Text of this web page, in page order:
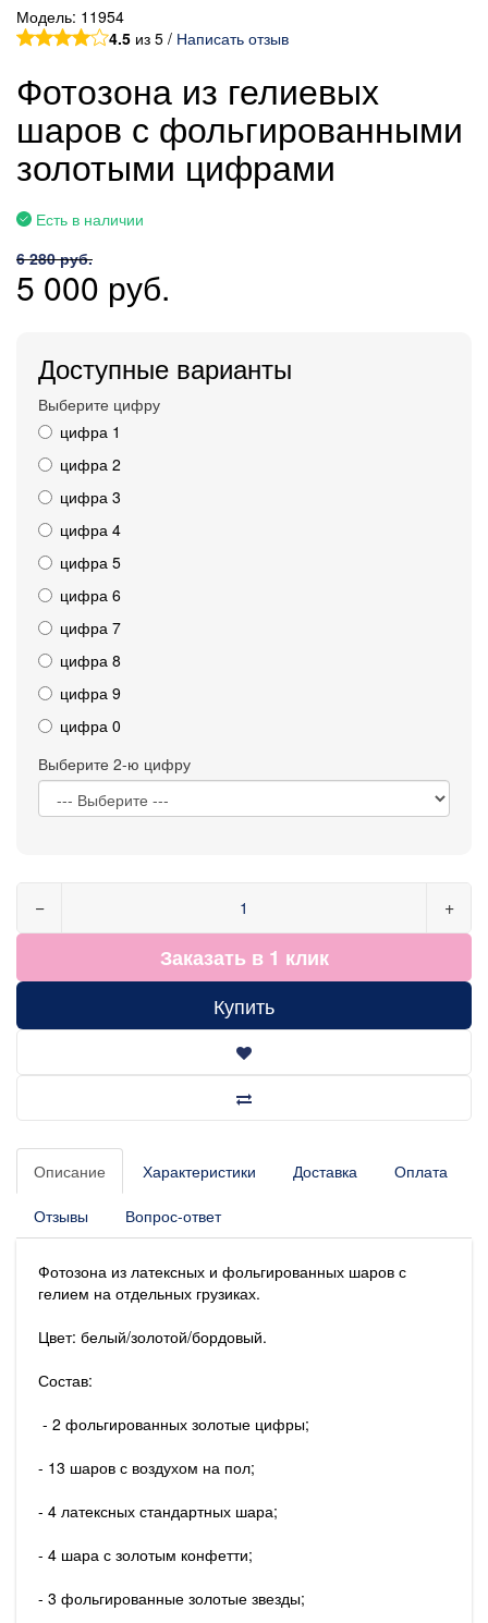
Модель: 11954
4.5 из 5 / Написать отзыв
Фотозона из гелиевых
шаров с фольгированными
золотыми цифрами
Есть в наличии
6 280 руб.
5 000 руб.
Доступные варианты
Выберите цифру
цифра 1
цифра 2
цифра 3
цифра 4
цифра 5
цифра 6
цифра 7
цифра 8
цифра 9
цифра 0
Выберите 2-ю цифру
− +
Заказать в 1 клик
Купить
Описание Характеристики Доставка Оплата
Отзывы Вопрос-ответ
Фотозона из латексных и фольгированных шаров с
гелием на отдельных грузиках.
Цвет: белый/золотой/бордовый.
Состав:
- 2 фольгированных золотые цифры;
- 13 шаров с воздухом на пол;
- 4 латексных стандартных шара;
- 4 шара с золотым конфетти;
- 3 фольгированные золотые звезды;